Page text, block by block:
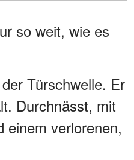
so weit, wie es
Türschwelle. Er
Durchnässt, mit
einem verlorenen,